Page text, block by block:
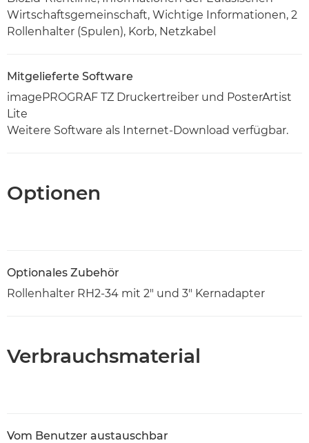
Wirtschaftsgemeinschaft, Wichtige Informationen, 2
Rollenhalter (Spulen), Korb, Netzkabel
Mitgelieferte Software
imagePROGRAF TZ Druckertreiber und PosterArtist
Lite
Weitere Software als Internet-Download verfügbar.
Optionen
Optionales Zubehör
Rollenhalter RH2-34 mit 2" und 3" Kernadapter
Verbrauchsmaterial
Vom Benutzer austauschbar